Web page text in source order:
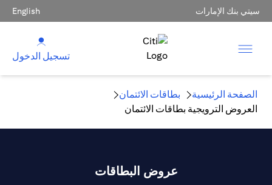
سيتي بنك الإمارات English
تسجيل الدخول
الصفحة الرئيسية
بطاقات الائتمان
العروض الترويجية بطاقات الائتمان
عروض البطاقات